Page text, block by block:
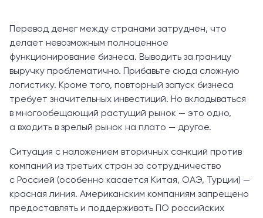
Перевод денег между странами затруднён, что
делает невозможным полноценное
функционирование бизнеса. Выводить за границу
выручку проблематично. Прибавьте сюда сложную
логистику. Кроме того, повторный запуск бизнеса
требует значительных инвестиций. Но вкладываться
в многообещающий растущий рынок — это одно,
а входить в зрелый рынок на плато — другое.
Ситуация с наложением вторичных санкций против
компаний из третьих стран за сотрудничество
с Россией (особенно касается Китая, ОАЭ, Турции) —
красная линия. Американским компаниям запрещено
предоставлять и поддерживать ПО российских